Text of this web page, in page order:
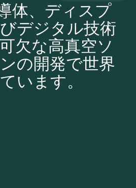
体、ディスプ
デジタル技術
欠な高真空ソ
の開発で世界
います。